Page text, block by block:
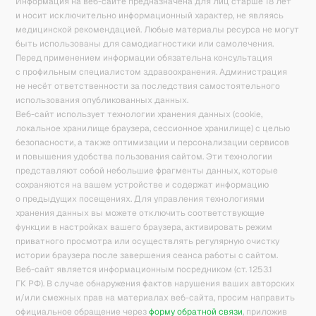
и носит исключительно информационный характер, не являясь
медицинской рекомендацией. Любые материалы ресурса не могут
быть использованы для самодиагностики или самолечения.
Перед применением информации обязательна консультация
с профильным специалистом здравоохранения. Администрация
не несёт ответственности за последствия самостоятельного
использования опубликованных данных.
Веб-сайт использует технологии хранения данных (cookie,
локальное хранилище браузера, сессионное хранилище) с целью
безопасности, а также оптимизации и персонализации сервисов
и повышения удобства пользования сайтом. Эти технологии
представляют собой небольшие фрагменты данных, которые
сохраняются на вашем устройстве и содержат информацию
о предыдущих посещениях. Для управления технологиями
хранения данных вы можете отключить соответствующие
функции в настройках вашего браузера, активировать режим
приватного просмотра или осуществлять регулярную очистку
истории браузера после завершения сеанса работы с сайтом.
Веб-сайт является информационным посредником (ст. 1253.1
ГК РФ). В случае обнаружения фактов нарушения ваших авторских
и/или смежных прав на материалах веб-сайта, просим направить
официальное обращение через форму обратной связи, приложив